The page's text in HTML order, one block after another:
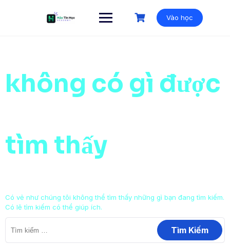
Vào học
không có gì được
tìm thấy
Có vẻ như chúng tôi không thể tìm thấy những gì bạn đang tìm kiếm.
Có lẽ tìm kiếm có thể giúp ích.